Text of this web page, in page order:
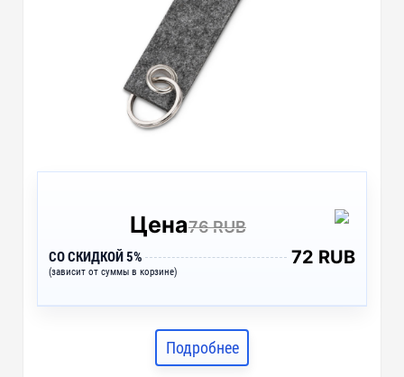
Цена76 RUB
СО СКИДКОЙ 5%
(зависит от суммы в корзине)
72 RUB
Подробнее